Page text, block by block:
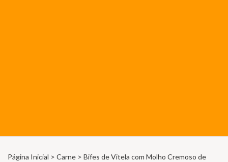
Página Inicial > Carne > Bifes de Vitela com Molho Cremoso de